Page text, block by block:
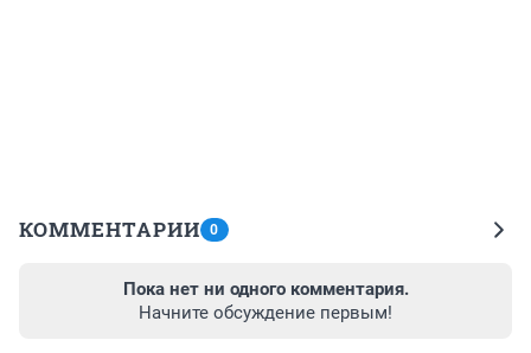
КОММЕНТАРИИ 0
Пока нет ни одного комментария.
Начните обсуждение первым!